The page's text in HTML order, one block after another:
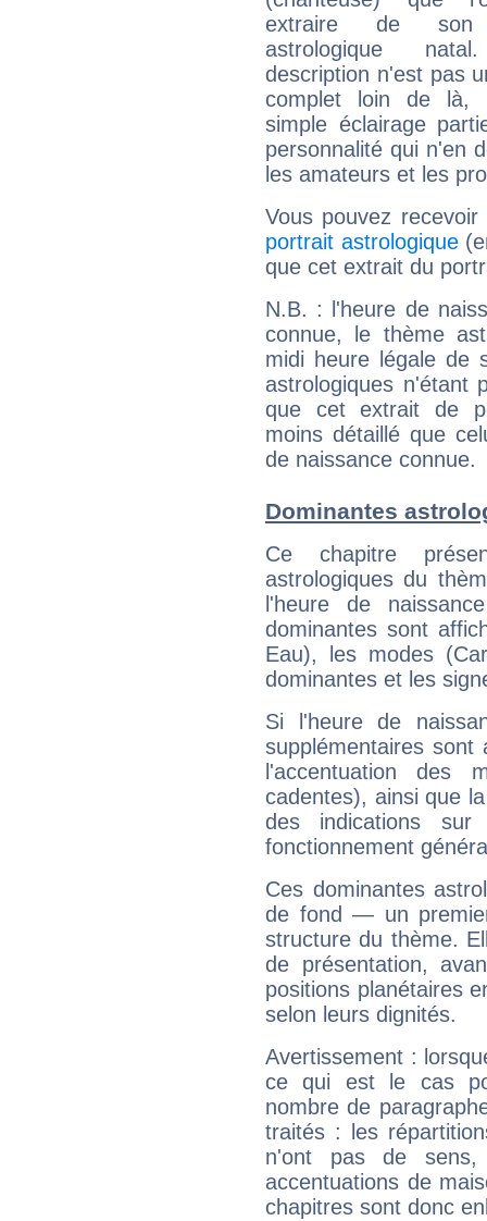
extraire de son
astrologique
description n'est pas
complet loin de là,
simple éclairage
personnalité qui n'en
les amateurs et les
Vous pouvez
portrait astrologique
que cet extrait du
N.B. : l'heure de
connue, le thème
midi heure légale de
astrologiques n'étant
que cet extrait de
moins détaillé que
de naissance connue.
Dominantes
Ce chapitre
astrologiques du
l'heure de
dominantes sont
Eau), les modes
dominantes et les
Si l'heure de
supplémentaires sont
l'accentuation des
cadentes), ainsi que
des indications sur
fonctionnement
Ces dominantes
de fond — un
structure du thème.
de présentation,
positions planétaires
selon leurs dignités.
Avertissement :
ce qui est le cas
nombre de
traités : les
n'ont pas de sens,
accentuations de
chapitres sont donc